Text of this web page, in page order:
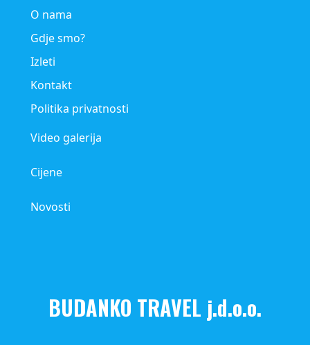
O nama
Gdje smo?
Izleti
Kontakt
Politika privatnosti
Video galerija
Cijene
Novosti
BUDANKO TRAVEL j.d.o.o.